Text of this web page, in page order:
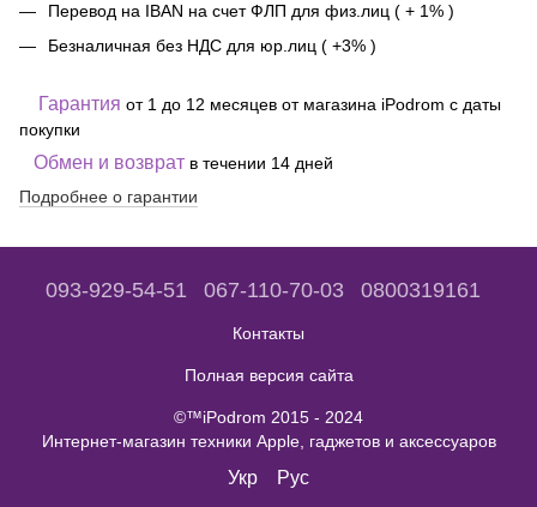
Перевод на IBAN на счет ФЛП для физ.лиц ( + 1% )
Безналичная без НДС для юр.лиц ( +3% )
Гарантия от 1 до 12 месяцев от магазина iPodrom с даты
покупки
Обмен и возврат в течении 14 дней
Подробнее о гарантии
093-929-54-51 067-110-70-03 0800319161
Контакты
Полная версия сайта
©™iPodrom 2015 - 2024
Интернет-магазин техники Apple, гаджетов и аксессуаров
Укр Рус